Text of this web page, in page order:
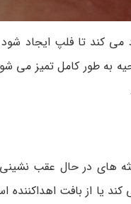
می کند تا فلپ ایجاد
به طور کامل تمیز
های در حال عقب
کند یا از بافت